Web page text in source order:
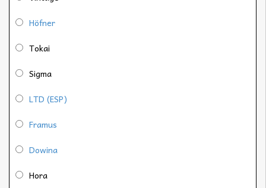
Höfner
Tokai
Sigma
LTD (ESP)
Framus
Dowina
Hora